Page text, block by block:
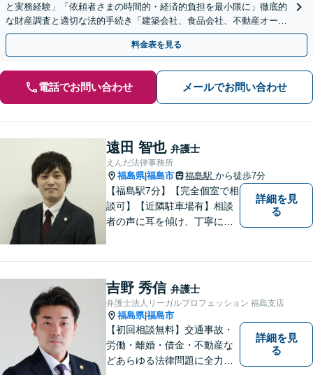
と実務経験」「依頼者さまの時間的・経済的負担を最小限に」徹底的
な財産調査と適切な法的手続き「建築会社、食品会社、不動産オーナ
ーなど、業種を問わず幅広く対応」【休日・夜間相談可】
料金表を見る
電話でお問い合わせ メールでお問い合わせ
遠田 智也 弁護士
えんだ法律事務所
福島県|福島市 福島駅 から徒歩7分
【福島駅7分】【完全個室で相
談可】【近隣駐車場有】相談
者の声に耳を傾け、丁寧にわ
った」と思っていただけるよ
うに全力を尽くしていきま
す。
詳細を見
る
吉野 秀信 弁護士
弁護士法人リーガルプロフェッション 福島支店
福島県|福島市
【初回相談無料】交通事故・
労働・離婚・借金・不動産な
どあらゆる法律問題に全力を
詳細を見
る